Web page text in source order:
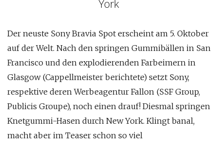
York
Der neuste Sony Bravia Spot erscheint am 5. Oktober
auf der Welt. Nach den springen Gummibällen in San
Francisco und den explodierenden Farbeimern in
Glasgow (Cappellmeister berichtete) setzt Sony,
respektive deren Werbeagentur Fallon (SSF Group,
Publicis Groupe), noch einen drauf! Diesmal springen
Knetgummi-Hasen durch New York. Klingt banal,
macht aber im Teaser schon so viel